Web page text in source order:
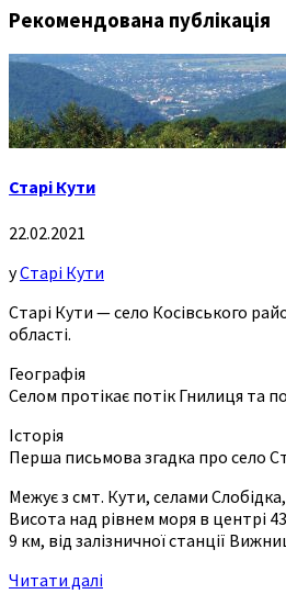
Рекомендована публікація
Старі Кути
22.02.2021
уСтарі Кути
Старі Кути — село Косівського
області.
Географія
Селом протікає потік Гнилиця та
Історія
Перша письмова згадка про село
Межує з смт. Кути, селами
Висота над рівнем моря в центрі
9 км, від залізничної станції
Читати далі